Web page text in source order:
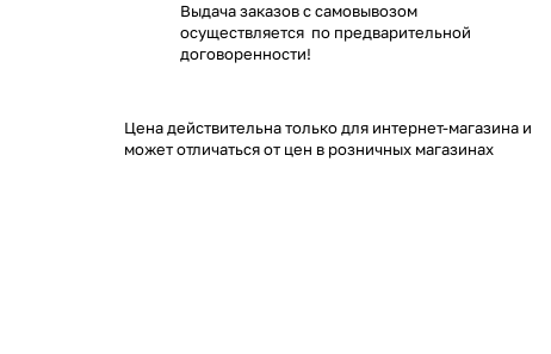
Выдача заказов с самовывозом
осуществляется по предварительной
договоренности!
Цена действительна только для интернет-магазина и
может отличаться от цен в розничных магазинах